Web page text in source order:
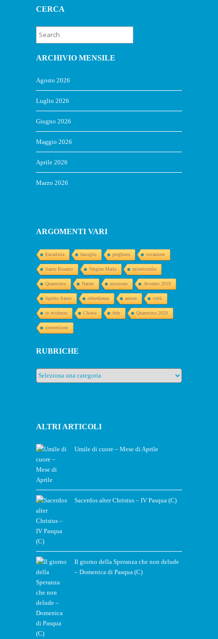
CERCA
ARCHIVIO MENSILE
Agosto 2026
Luglio 2026
Giugno 2026
Maggio 2026
Aprile 2026
Marzo 2026
ARGOMENTI VARI
Eucaristia famiglia preghiera vocazione
Santo Rosario Vergine Maria misericordia
Quaresima Natale missione Avvento 2019
Spirito Santo obbedienza amore virtù
in evidenza Chiesa fede Quaresima 2020
conversione
RUBRICHE
Rubriche
ALTRI ARTICOLI
Umile di cuore – Mese di Aprile
Sacerdos alter Christus – IV Pasqua (C)
Il giorno della Speranza che non delude
– Domenica di Pasqua (C)